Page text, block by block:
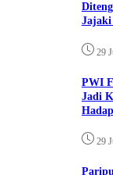
Jajaki
29
PWI
Jadi
29